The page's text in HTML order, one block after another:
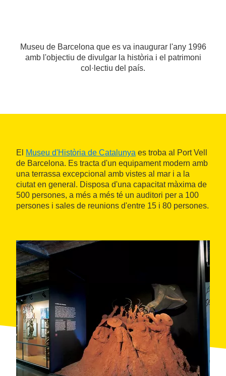
Museu de Barcelona que es va inaugurar l'any 1996
amb l'objectiu de divulgar la història i el patrimoni
col·lectiu del país.
El Museu d'Història de Catalunya es troba al Port Vell
de Barcelona. Es tracta d'un equipament modern amb
una terrassa excepcional amb vistes al mar i a la
ciutat en general. Disposa d'una capacitat màxima de
500 persones, a més a més té un auditori per a 100
persones i sales de reunions d'entre 15 i 80 persones.